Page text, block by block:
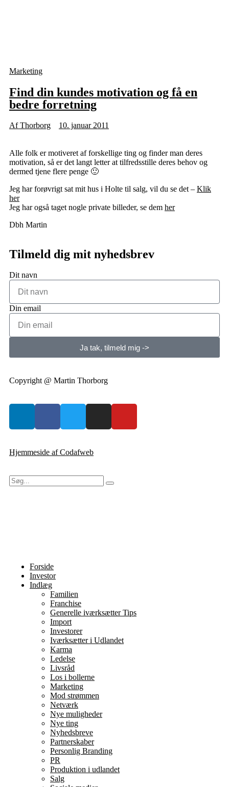
Marketing
Find din kundes motivation og få en
bedre forretning
AfThorborg 10. januar 2011
Alle folk er motiveret af forskellige ting og finder man deres
motivation, så er det langt letter at tilfredsstille deres behov og
dermed tjene flere penge 🙂
Jeg har forøvrigt sat mit hus i Holte til salg, vil du se det – Klik
her
Jeg har også taget nogle private billeder, se dem her
Dbh Martin
Tilmeld dig mit nyhedsbrev
Dit navn
Din email
Ja tak, tilmeld mig ->
Copyright @ Martin Thorborg
Hjemmeside af Codafweb
Forside
Investor
Indlæg
Familien
Franchise
Generelle iværksætter Tips
Import
Investorer
Iværksætter i Udlandet
Karma
Ledelse
Livsråd
Los i bollerne
Marketing
Mod strømmen
Netværk
Nye muligheder
Nye ting
Nyhedsbreve
Partnerskaber
Personlig Branding
PR
Produktion i udlandet
Salg